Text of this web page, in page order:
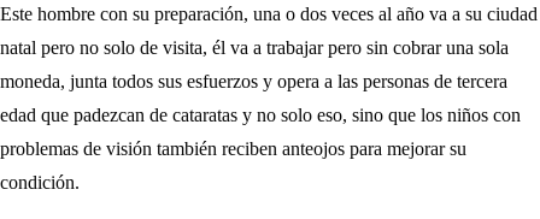
Este hombre con su preparación, una o dos veces al año va a su ciudad
natal pero no solo de visita, él va a trabajar pero sin cobrar una sola
moneda, junta todos sus esfuerzos y opera a las personas de tercera
edad que padezcan de cataratas y no solo eso, sino que los niños con
problemas de visión también reciben anteojos para mejorar su
condición.